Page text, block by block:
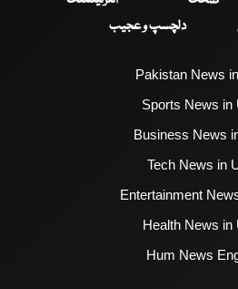
دلچسپ و عجیب
Pakistan News
Sports News in
Business News
Tech News in
Entertainment
Health News in
Hum News